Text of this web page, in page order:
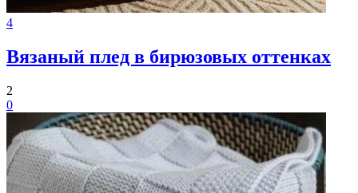
4
Вязаный плед в бирюзовых оттенках
2
0